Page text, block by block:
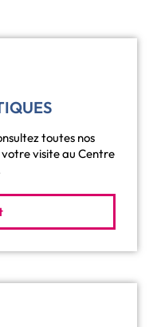
toutes nos
visite au Centre